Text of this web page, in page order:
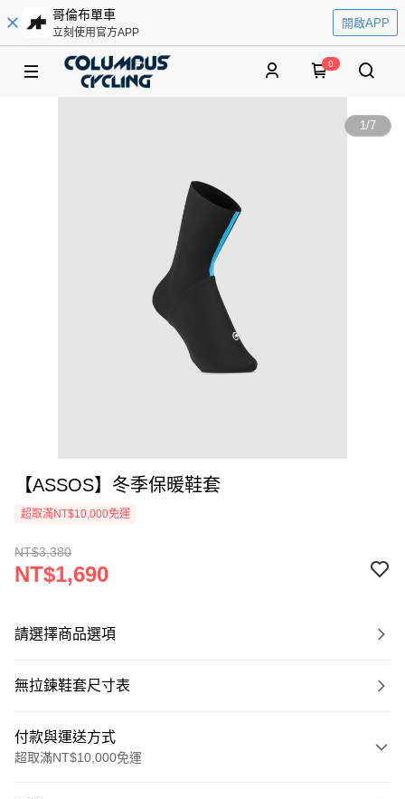
哥倫布單車
立刻使用官方APP
開啟APP
0
1/7
【ASSOS】冬季保暖鞋套
超取滿NT$10,000免運
NT$3,380
NT$1,690
請選擇商品選項
無拉鍊鞋套尺寸表
付款與運送方式
超取滿NT$10,000免運